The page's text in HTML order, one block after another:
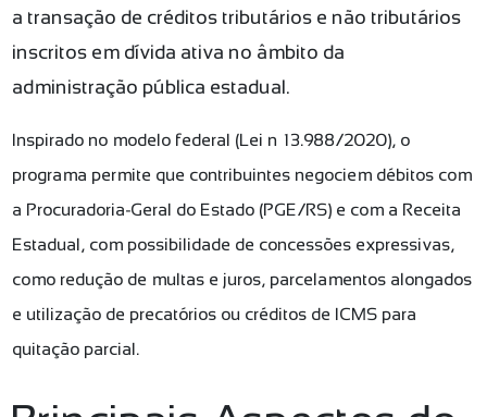
a transação de créditos tributários e não tributários
inscritos em dívida ativa no âmbito da
administração pública estadual.
Inspirado no modelo federal (Lei nº 13.988/2020), o
programa permite que contribuintes negociem débitos com
a Procuradoria-Geral do Estado (PGE/RS) e com a Receita
Estadual, com possibilidade de concessões expressivas,
como redução de multas e juros, parcelamentos alongados
e utilização de precatórios ou créditos de ICMS para
quitação parcial.